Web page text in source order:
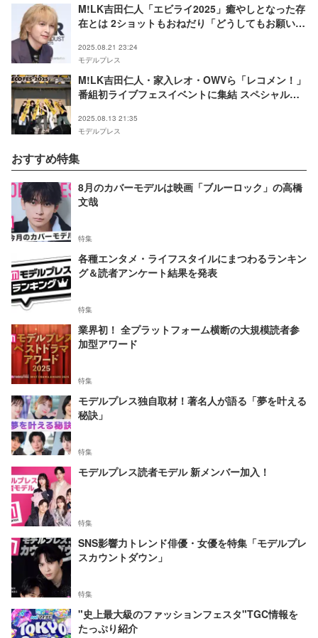
M!LK吉田仁人「エビライ2025」癒やしとなった存
在とは 2ショットもおねだり「どうしてもお願いし
2025.08.21 23:24
モデルプレス
M!LK吉田仁人・家入レオ・OWVら「レコメン！」
番組初ライブフェスイベントに集結 スペシャルコ
2025.08.13 21:35
モデルプレス
おすすめ特集
8月のカバーモデルは映画「ブルーロック」の高橋
文哉
特集
各種エンタメ・ライフスタイルにまつわるランキン
グ＆読者アンケート結果を発表
特集
業界初！ 全プラットフォーム横断の大規模読者参
加型アワード
特集
モデルプレス独自取材！著名人が語る「夢を叶える
秘訣」
特集
モデルプレス読者モデル 新メンバー加入！
特集
SNS影響力トレンド俳優・女優を特集「モデルプレ
スカウントダウン」
特集
"史上最大級のファッションフェスタ"TGC情報を
たっぷり紹介